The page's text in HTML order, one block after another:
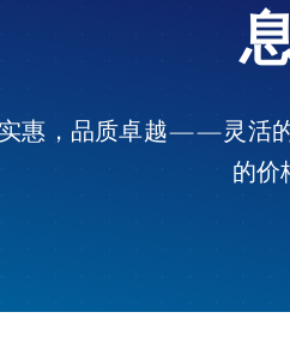
惠，品质卓越——灵活
的价